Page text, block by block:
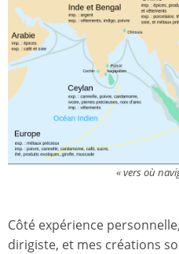
« vers où
Côté expérience
dirigiste, et mes créations